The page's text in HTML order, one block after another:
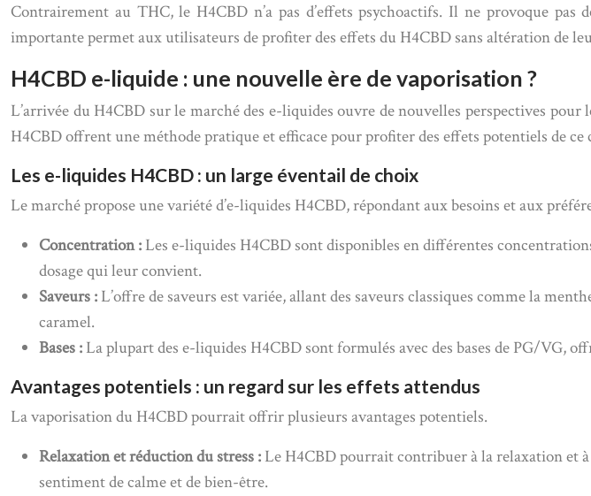
Contrairement au THC, le H4CBD n’a pas d’effets psychoactifs. Il ne provoque
importante permet aux utilisateurs de profiter des effets du H4CBD sans altération de
H4CBD e-liquide : une nouvelle ère de vaporisation ?
L’arrivée du H4CBD sur le marché des e-liquides ouvre de nouvelles perspectives
H4CBD offrent une méthode pratique et efficace pour profiter des effets potentiels de ce
Les e-liquides H4CBD : un large éventail de choix
Le marché propose une variété d’e-liquides H4CBD, répondant aux besoins et aux
Concentration : Les e-liquides H4CBD sont disponibles en différentes
dosage qui leur convient.
Saveurs : L’offre de saveurs est variée, allant des saveurs classiques comme la
caramel.
Bases : La plupart des e-liquides H4CBD sont formulés avec des bases de PG/VG,
Avantages potentiels : un regard sur les effets attendus
La vaporisation du H4CBD pourrait offrir plusieurs avantages potentiels.
Relaxation et réduction du stress : Le H4CBD pourrait contribuer à la relaxation et
sentiment de calme et de bien-être.